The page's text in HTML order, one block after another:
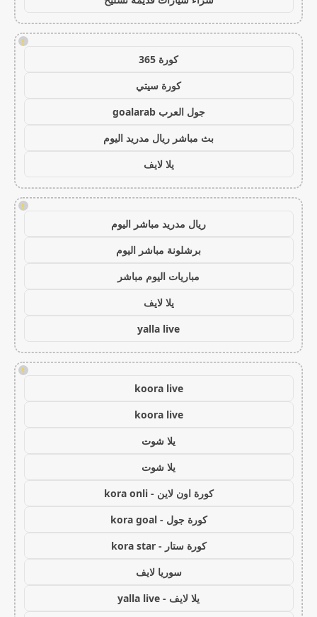
!
كورة 365
كورة سيتي
جول العرب goalarab
بث مباشر ريال مدريد اليوم
يلا لايف
!
ريال مدريد مباشر اليوم
برشلونة مباشر اليوم
مباريات اليوم مباشر
يلا لايف
yalla live
!
koora live
koora live
يلا شوت
يلا شوت
كورة اون لاين - kora onli
كورة جول - kora goal
كورة ستار - kora star
سوريا لايف
يلا لايف - yalla live